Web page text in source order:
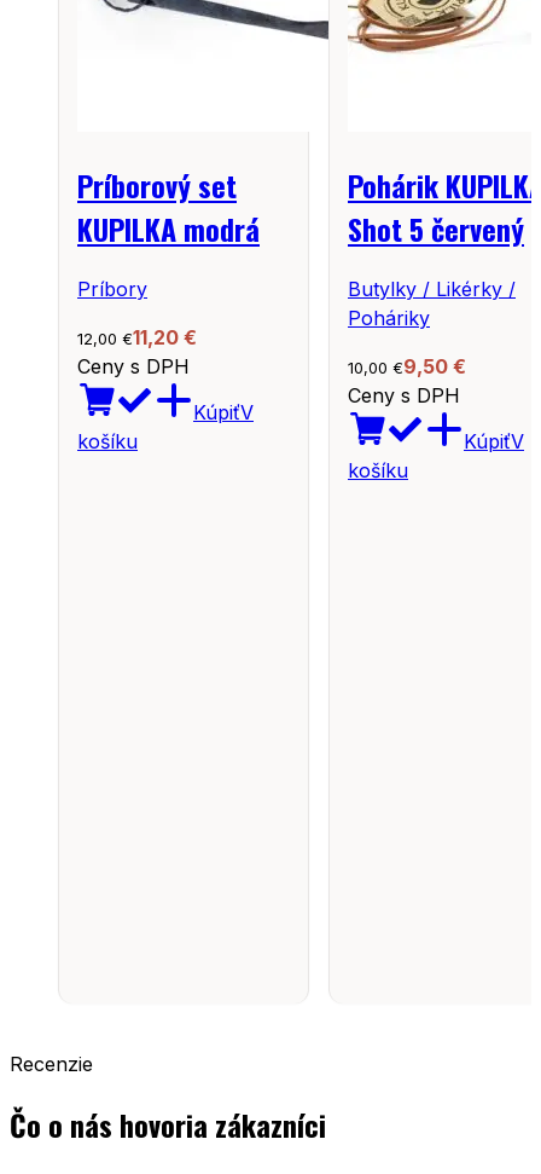
Príborový set
KUPILKA modrá
Príbory
12,00 €11,20 €
Ceny s DPH
KúpiťV
košíku
Pohárik
Shot 5 červený
Butylky / Likérky /
Poháriky
10,00 €9,50 €
Ceny s DPH
KúpiťV
košíku
Recenzie
Čo o nás hovoria zákazníci